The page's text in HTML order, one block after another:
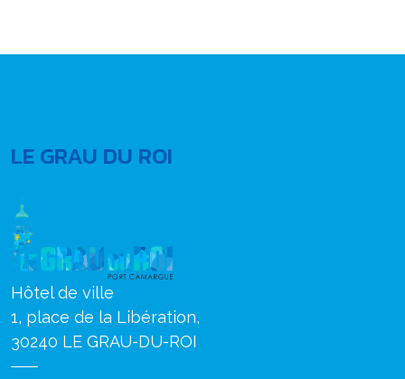
LE GRAU DU ROI
Hôtel de ville
1, place de la Libération,
30240 LE GRAU-DU-ROI